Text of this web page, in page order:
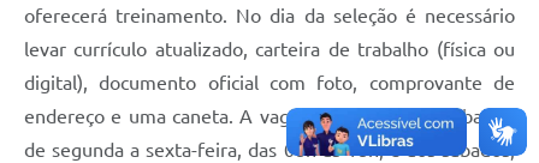
oferecerá treinamento. No dia da seleção é necessário
levar currículo atualizado, carteira de trabalho (física ou
digital), documento oficial com foto, comprovante de
endereço e uma caneta. A vaga é efetiva, para trabalhar
de segunda a sexta-feira, das 08h às 18h, e aos sábados,